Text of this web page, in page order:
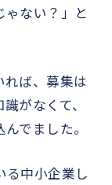
ゃない？」と
れば、募集は
がなくて、
でました。
る中小企業し